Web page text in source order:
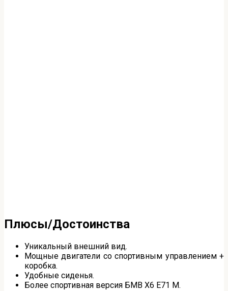
Плюсы/Достоинства
Уникальный внешний вид.
Мощные двигатели со спортивным управлением +
коробка.
Удобные сиденья.
Более спортивная версия БМВ Х6 Е71 М.